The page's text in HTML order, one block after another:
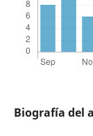
Biografía del